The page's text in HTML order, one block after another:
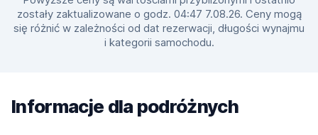
zostały zaktualizowane o godz. 04:47 7.08.26. Ceny mogą
się różnić w zależności od dat rezerwacji, długości wynajmu
i kategorii samochodu.
Informacje dla podróżnych